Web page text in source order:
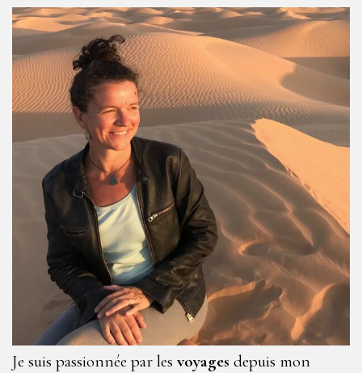
Je suis passionnée par les voyages depuis mon